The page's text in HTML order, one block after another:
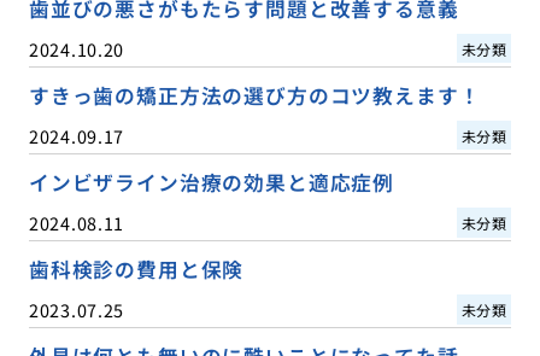
歯並びの悪さがもたらす問題と改善する意義
2024.10.20 未分類
すきっ歯の矯正方法の選び方のコツ教えます！
2024.09.17 未分類
インビザライン治療の効果と適応症例
2024.08.11 未分類
歯科検診の費用と保険
2023.07.25 未分類